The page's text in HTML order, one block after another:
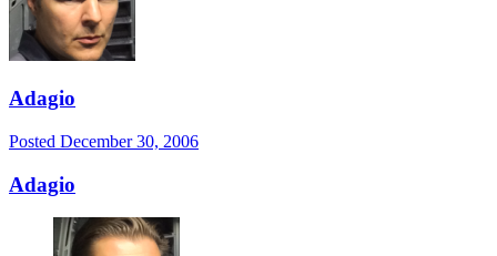
Adagio
Posted December 30, 2006
Adagio